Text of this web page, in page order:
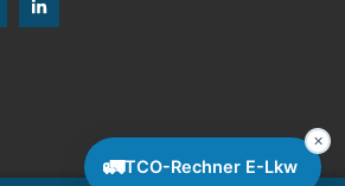
✕
🚛TCO-Rechner E-Lkw